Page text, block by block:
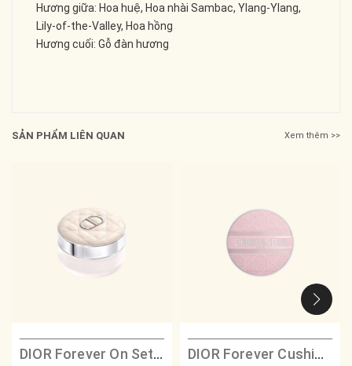
Hương giữa: Hoa huệ, Hoa nhài Sambac, Ylang-Ylang,
Lily-of-the-Valley, Hoa hồng
Hương cuối: Gỗ đàn hương
SẢN PHẨM LIÊN QUAN Xem thêm >>
DIOR Forever On Set Powder DIOR Forever Cushion Foundation Compact - Pink Embroidered Cannage